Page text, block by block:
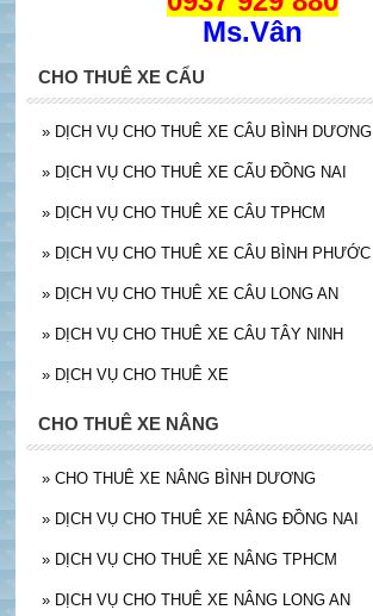
Ms.Vân
CHO THUÊ XE CẨU
» DỊCH VỤ CHO THUÊ XE CÂU BÌNH DƯƠNG
» DỊCH VỤ CHO THUÊ XE CẨU ĐỒNG NAI
» DỊCH VỤ CHO THUÊ XE CÂU TPHCM
» DỊCH VỤ CHO THUÊ XE CÂU BÌNH PHƯỚC
» DỊCH VỤ CHO THUÊ XE CÂU LONG AN
» DỊCH VỤ CHO THUÊ XE CÂU TÂY NINH
» DỊCH VỤ CHO THUÊ XE
CHO THUÊ XE NÂNG
» CHO THUÊ XE NÂNG BÌNH DƯƠNG
» DỊCH VỤ CHO THUÊ XE NÂNG ĐỒNG NAI
» DỊCH VỤ CHO THUÊ XE NÂNG TPHCM
» DỊCH VỤ CHO THUÊ XE NÂNG LONG AN